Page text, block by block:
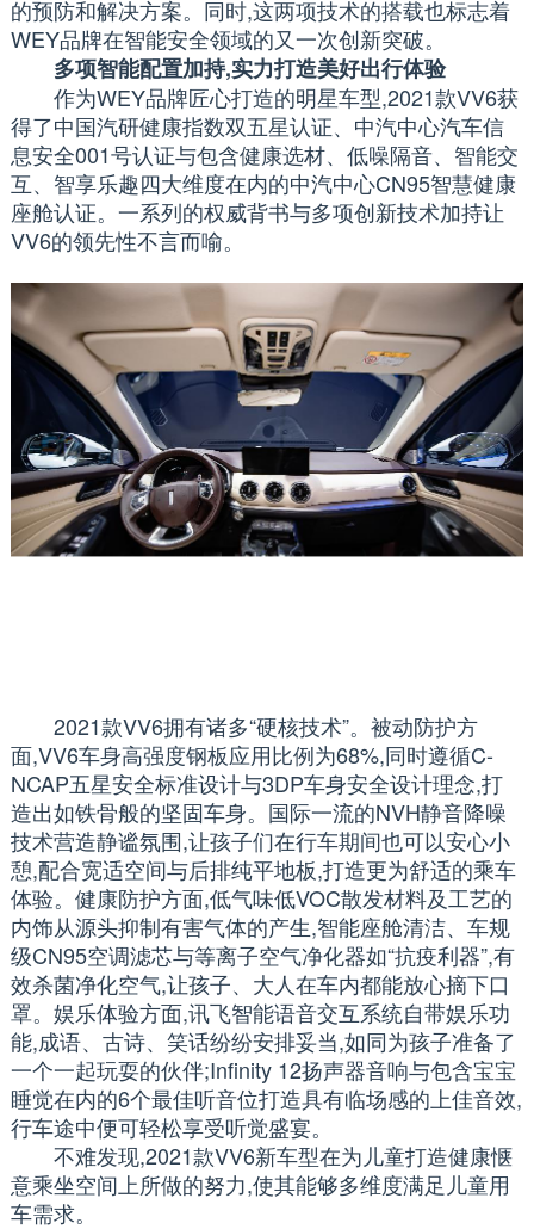
的预防和解决方案。同时,这两项技术的搭载也标志着
WEY品牌在智能安全领域的又一次创新突破。
多项智能配置加持,实力打造美好出行体验
作为WEY品牌匠心打造的明星车型,2021款VV6获
得了中国汽研健康指数双五星认证、中汽中心汽车信
息安全001号认证与包含健康选材、低噪隔音、智能交
互、智享乐趣四大维度在内的中汽中心CN95智慧健康
座舱认证。一系列的权威背书与多项创新技术加持让
VV6的领先性不言而喻。
2021款VV6拥有诸多“硬核技术”。被动防护方
面,VV6车身高强度钢板应用比例为68%,同时遵循C-
NCAP五星安全标准设计与3DP车身安全设计理念,打
造出如铁骨般的坚固车身。国际一流的NVH静音降噪
技术营造静谧氛围,让孩子们在行车期间也可以安心小
憩,配合宽适空间与后排纯平地板,打造更为舒适的乘车
体验。健康防护方面,低气味低VOC散发材料及工艺的
内饰从源头抑制有害气体的产生,智能座舱清洁、车规
级CN95空调滤芯与等离子空气净化器如“抗疫利器”,有
效杀菌净化空气,让孩子、大人在车内都能放心摘下口
罩。娱乐体验方面,讯飞智能语音交互系统自带娱乐功
能,成语、古诗、笑话纷纷安排妥当,如同为孩子准备了
一个一起玩耍的伙伴;Infinity 12扬声器音响与包含宝宝
睡觉在内的6个最佳听音位打造具有临场感的上佳音效,
行车途中便可轻松享受听觉盛宴。
不难发现,2021款VV6新车型在为儿童打造健康惬
意乘坐空间上所做的努力,使其能够多维度满足儿童用
车需求。